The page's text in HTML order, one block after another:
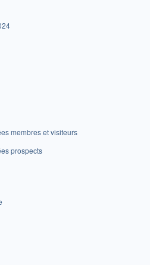
membres et visiteurs
prospects